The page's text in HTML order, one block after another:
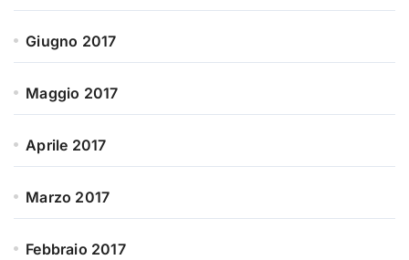
Giugno 2017
Maggio 2017
Aprile 2017
Marzo 2017
Febbraio 2017